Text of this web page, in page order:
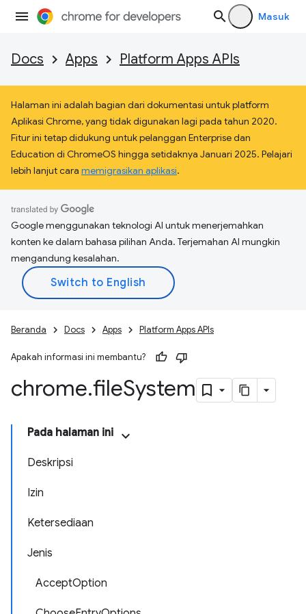
Masuk
Docs Apps Platform Apps APIs
Halaman ini adalah bagian dari dokumentasi untuk platform
Aplikasi Chrome, yang tidak digunakan lagi pada tahun 2020.
Fitur ini tetap didukung untuk pelanggan Enterprise dan
Education di ChromeOS hingga setidaknya Januari 2025. Pelajari
lebih lanjut cara memigrasikan aplikasi.
Google menggunakan teknologi AI untuk menerjemahkan
konten ke dalam bahasa pilihan Anda. Terjemahan AI mungkin
mengandung kesalahan.
Beranda Docs Apps Platform Apps APIs
Apakah informasi ini membantu?
chrome.fileSystem
Pada halaman ini
Deskripsi
Izin
Ketersediaan
Jenis
AcceptOption